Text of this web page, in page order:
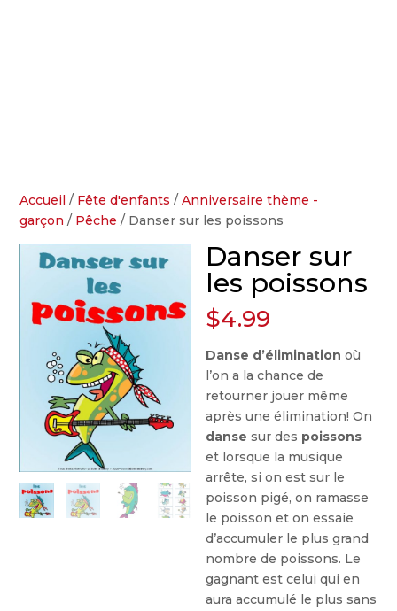
Accueil / Fête d'enfants /Anniversaire thème -
garçon / Pêche / Danser sur les poissons
Danser sur
les poissons
$4.99
Danse d’élimination où
l’on a la chance de
retourner jouer même
après une élimination! On
danse sur des poissons
et lorsque la musique
arrête, si on est sur le
poisson pigé, on ramasse
le poisson et on essaie
d’accumuler le plus grand
nombre de poissons. Le
gagnant est celui qui en
aura accumulé le plus sans